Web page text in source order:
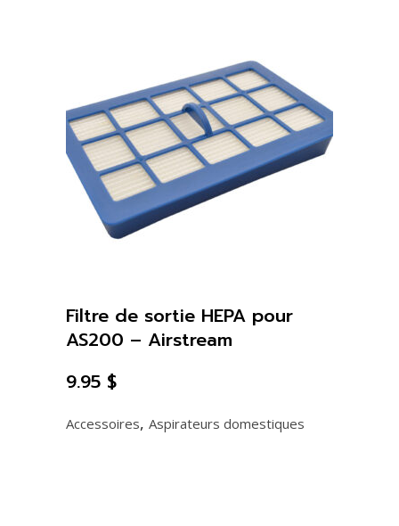
Accessoires, Aspirateurs domestiques
Filtre de sortie HEPA pour
AS200 – Airstream
9.95 $